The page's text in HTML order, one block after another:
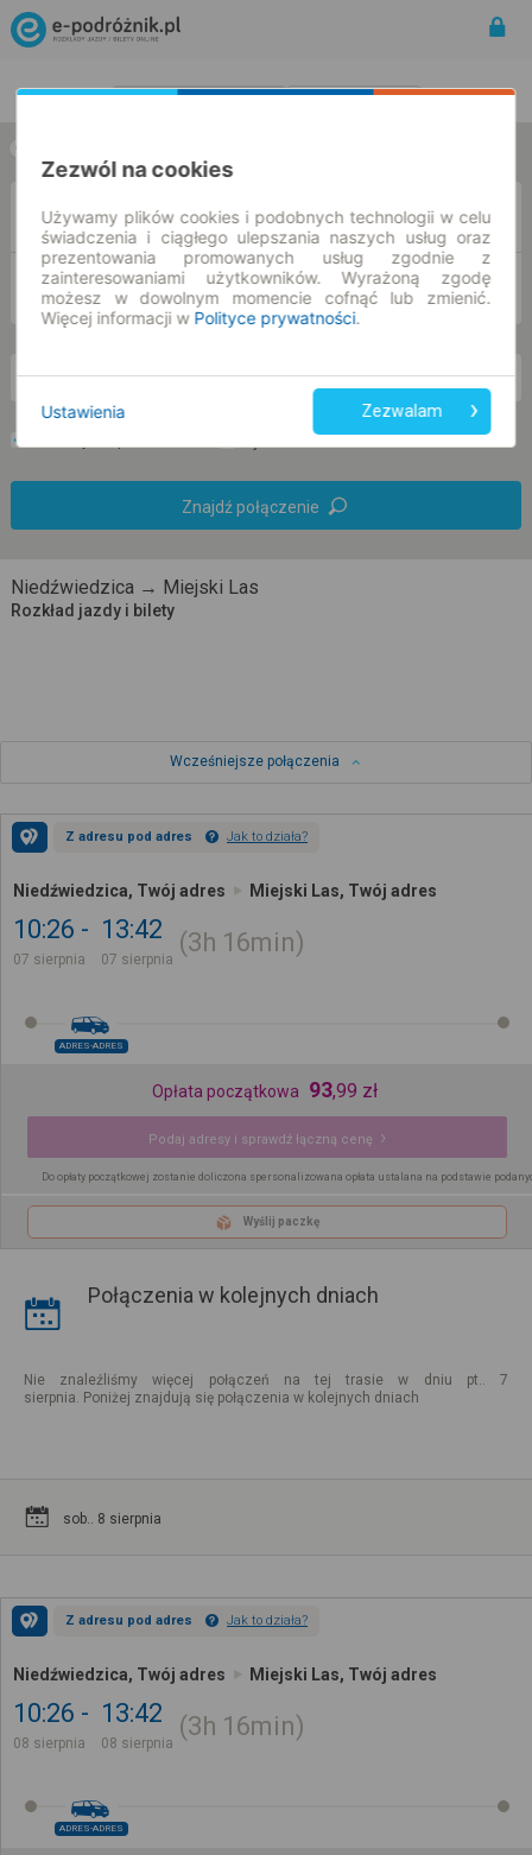
Z
DO
pt. 7 sie. -- : --
Znajdź połączenie
Niedźwiedzica → Miejski Las
Rozkład jazdy i bilety
Wcześniejsze połączenia
Z adresu pod adres Jak to działa?
Niedźwiedzica, Twój adres Miejski Las, Twój adres
10:26
07 sierpnia
13:42
07 sierpnia
3h 16min
ADRES-ADRES
Opłata początkowa 93,99 zł
Podaj adresy i sprawdź łączną cenę
Do opłaty początkowej zostanie doliczona spersonalizowana opłata ustalana na podstawie
Wyślij paczkę
Połączenia w kolejnych dniach
Nie znaleźliśmy więcej połączeń na tej trasie w dniu pt.. 7
sierpnia. Poniżej znajdują się połączenia w kolejnych dniach
sob.. 8 sierpnia
Z adresu pod adres Jak to działa?
Niedźwiedzica, Twój adres Miejski Las, Twój adres
10:26
08 sierpnia
13:42
08 sierpnia
3h 16min
ADRES-ADRES
Zezwól na cookies
Używamy plików cookies i podobnych technologii w celu
świadczenia i ciągłego ulepszania naszych usług oraz
prezentowania promowanych usług zgodnie z
zainteresowaniami użytkowników. Wyrażoną zgodę
możesz w dowolnym momencie cofnąć lub zmienić.
Więcej informacji w Polityce prywatności.
Ustawienia Zezwalam